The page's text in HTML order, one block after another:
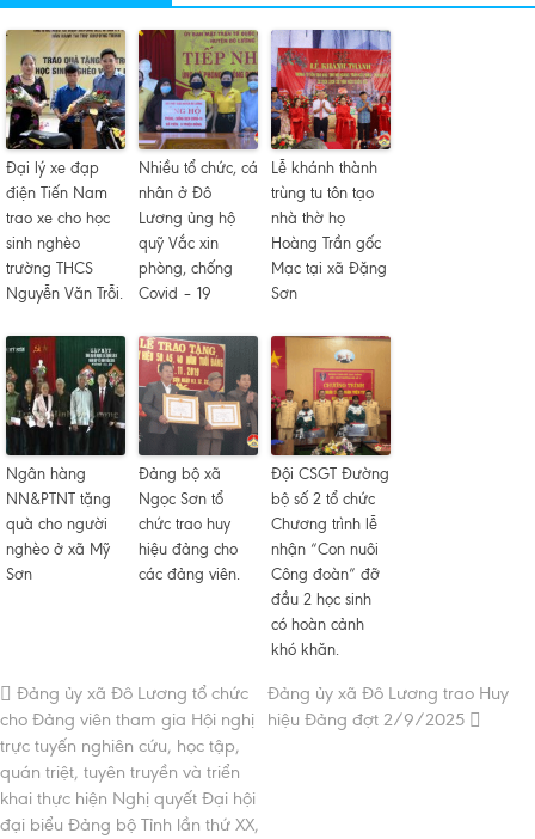
Đại lý xe đạp
điện Tiến Nam
trao xe cho học
sinh nghèo
trường THCS
Nguyễn Văn Trỗi.
Nhiều tổ chức, cá
nhân ở Đô
Lương ủng hộ
quỹ Vắc xin
phòng, chống
Covid – 19
Lễ khánh thành
trùng tu tôn tạo
nhà thờ họ
Hoàng Trần gốc
Mạc tại xã Đặng
Sơn
Ngân hàng
NN&PTNT tặng
quà cho người
nghèo ở xã Mỹ
Sơn
Đảng bộ xã
Ngọc Sơn tổ
chức trao huy
hiệu đảng cho
các đảng viên.
Đội CSGT Đường
bộ số 2 tổ chức
Chương trình lễ
nhận “Con nuôi
Công đoàn” đỡ
đầu 2 học sinh
có hoàn cảnh
khó khăn.
Đảng ủy xã Đô Lương tổ chức
cho Đảng viên tham gia Hội nghị
trực tuyến nghiên cứu, học tập,
quán triệt, tuyên truyền và triển
khai thực hiện Nghị quyết Đại hội
đại biểu Đảng bộ Tỉnh lần thứ XX,
Đảng ủy xã Đô Lương trao Huy
hiệu Đảng đợt 2/9/2025